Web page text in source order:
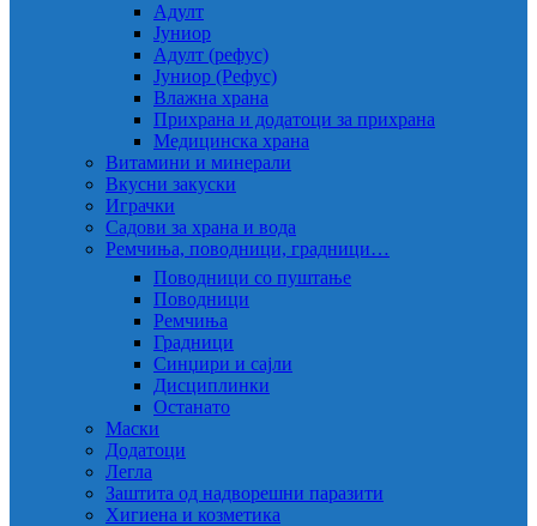
Адулт
Јуниор
Адулт (рефус)
Јуниор (Рефус)
Влажна храна
Прихрана и додатоци за прихрана
Медицинска храна
Витамини и минерали
Вкусни закуски
Играчки
Садови за храна и вода
Ремчиња, поводници, градници…
Поводници со пуштање
Поводници
Ремчиња
Градници
Синџири и сајли
Дисциплинки
Останато
Маски
Додатоци
Легла
Заштита од надворешни паразити
Хигиена и козметика